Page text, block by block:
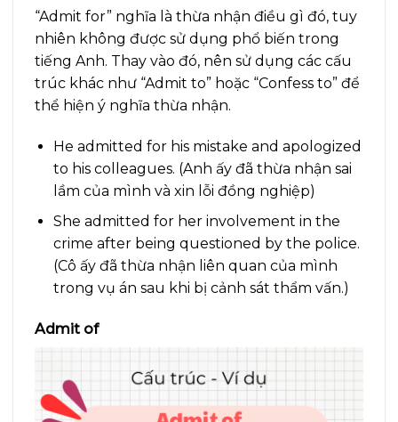
“Admit for” nghĩa là thừa nhận điều gì đó, tuy
nhiên không được sử dụng phổ biến trong
tiếng Anh. Thay vào đó, nên sử dụng các cấu
trúc khác như “Admit to” hoặc “Confess to” để
thể hiện ý nghĩa thừa nhận.
He admitted for his mistake and apologized
to his colleagues. (Anh ấy đã thừa nhận sai
lầm của mình và xin lỗi đồng nghiệp)
She admitted for her involvement in the
crime after being questioned by the police.
(Cô ấy đã thừa nhận liên quan của mình
trong vụ án sau khi bị cảnh sát thẩm vấn.)
Admit of